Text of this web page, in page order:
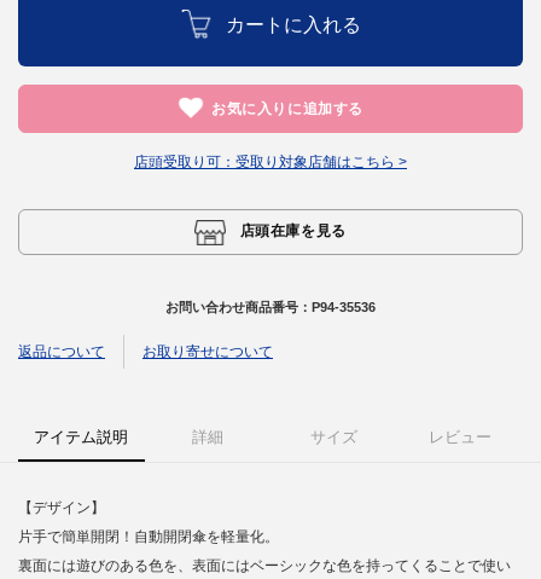
カートに入れる
お気に入りに追加する
店頭受取り可： 受取り対象店舗はこちら >
店頭在庫を見る
お問い合わせ商品番号： P94-35536
返品について お取り寄せについて
アイテム説明 詳細 サイズ レビュー
【デザイン】
片手で簡単開閉！自動開閉傘を軽量化。
裏面には遊びのある色を、表面にはベーシックな色を持ってくることで使い